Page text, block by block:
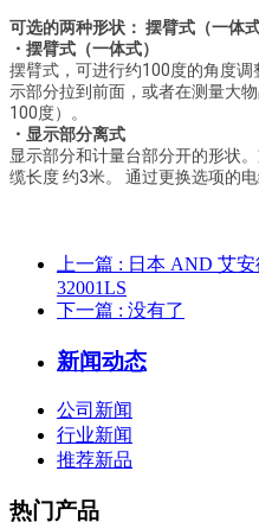
可选的两种形状： 摆臂式（一体
・摆臂式（一体式）
摆臂式，可进行约100度的角度
示部分拉到前面，或者在测量大
100度）。
・显示部分离式
显示部分和计量台部分开的形状
缆长度 约3米。 通过更换选项的
上一篇 : 日本 AND 艾
32001LS
下一篇 : 没有了
新闻动态
公司新闻
行业新闻
推荐新品
热门产品